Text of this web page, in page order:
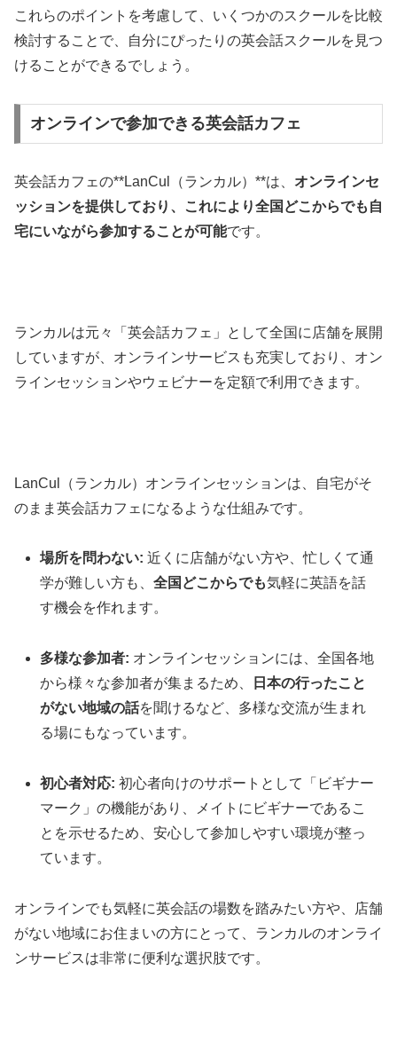
これらのポイントを考慮して、いくつかのスクールを比較
検討することで、自分にぴったりの英会話スクールを見つ
けることができるでしょう。
オンラインで参加できる英会話カフェ
英会話カフェの**LanCul（ランカル）**は、 オンラインセ
ッションを提供しており、これにより全国どこからでも自
宅にいながら参加することが可能です。
ランカルは元々「英会話カフェ」として全国に店舗を展開
していますが、オンラインサービスも充実しており、オン
ラインセッションやウェビナーを定額で利用できます。
LanCul（ランカル）オンラインセッションは、自宅がそ
のまま英会話カフェになるような仕組みです。
場所を問わない: 近くに店舗がない方や、忙しくて通
学が難しい方も、全国どこからでも気軽に英語を話
す機会を作れます。
多様な参加者: オンラインセッションには、全国各地
から様々な参加者が集まるため、
日本の行ったこと
がない地域の話を聞けるなど、多様な交流が生まれ
る場にもなっています。
初心者対応: 初心者向けのサポートとして「ビギナー
マーク」の機能があり、メイトにビギナーであるこ
とを示せるため、安心して参加しやすい環境が整っ
ています。
オンラインでも気軽に英会話の場数を踏みたい方や、店舗
がない地域にお住まいの方にとって、ランカルのオンライ
ンサービスは非常に便利な選択肢です。